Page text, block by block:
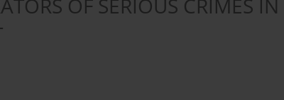
OF SERIOUS CRIMES IN